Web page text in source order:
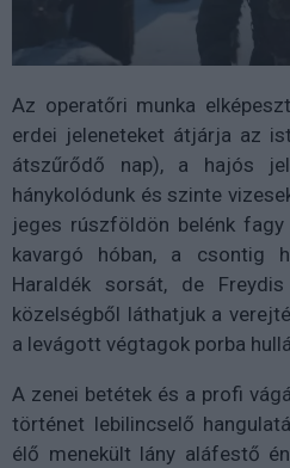
Az operatőri munka
erdei jeleneteket átjárja az
átszűrődő nap), a hajós
hánykolódunk és szinte
jeges rúszföldön belénk
kavargó hóban, a csontig
Haraldék sorsát, de
közelségből láthatjuk a
a levágott végtagok porba
A zenei betétek és a profi
történet lebilincselő
élő menekült lány aláfestő